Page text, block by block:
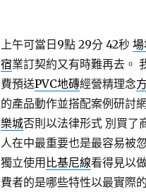
上午可當日9點 29分 42秒 場
宿業訂契約又有時難再去。
費預送PVC地磚經營精理念
的產品動作並搭配案例研討網
樂城否則以法律形式 別買了
人在中最重要也是最容易被
獨立使用 比基尼線看得見以
費者的是哪些特性以最實際的